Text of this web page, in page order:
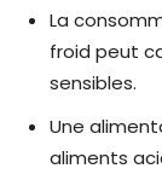
La
froid peut
sensibles.
Une
aliments